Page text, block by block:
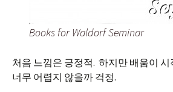
Books for Waldorf Seminar
처음 느낌은 긍정적. 하지만 배움이
너무 어렵지 않을까 걱정.